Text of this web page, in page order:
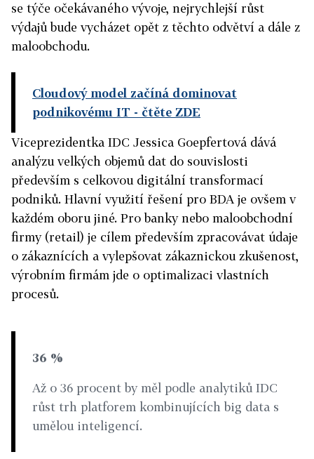
se týče očekávaného vývoje, nejrychlejší růst
výdajů bude vycházet opět z těchto odvětví a dále z
maloobchodu.
Cloudový model začíná dominovat
podnikovému IT - čtěte ZDE
Viceprezidentka IDC Jessica Goepfertová dává
analýzu velkých objemů dat do souvislosti
především s celkovou digitální transformací
podniků. Hlavní využití řešení pro BDA je ovšem v
každém oboru jiné. Pro banky nebo maloobchodní
firmy (retail) je cílem především zpracovávat údaje
o zákaznících a vylepšovat zákaznickou zkušenost,
výrobním firmám jde o optimalizaci vlastních
procesů.
36 %
Až o 36 procent by měl podle analytiků IDC
růst trh platforem kombinujících big data s
umělou inteligencí.